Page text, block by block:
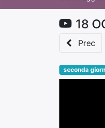
18
Prec
seconda